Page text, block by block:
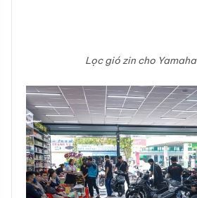
Lọc gió zin cho